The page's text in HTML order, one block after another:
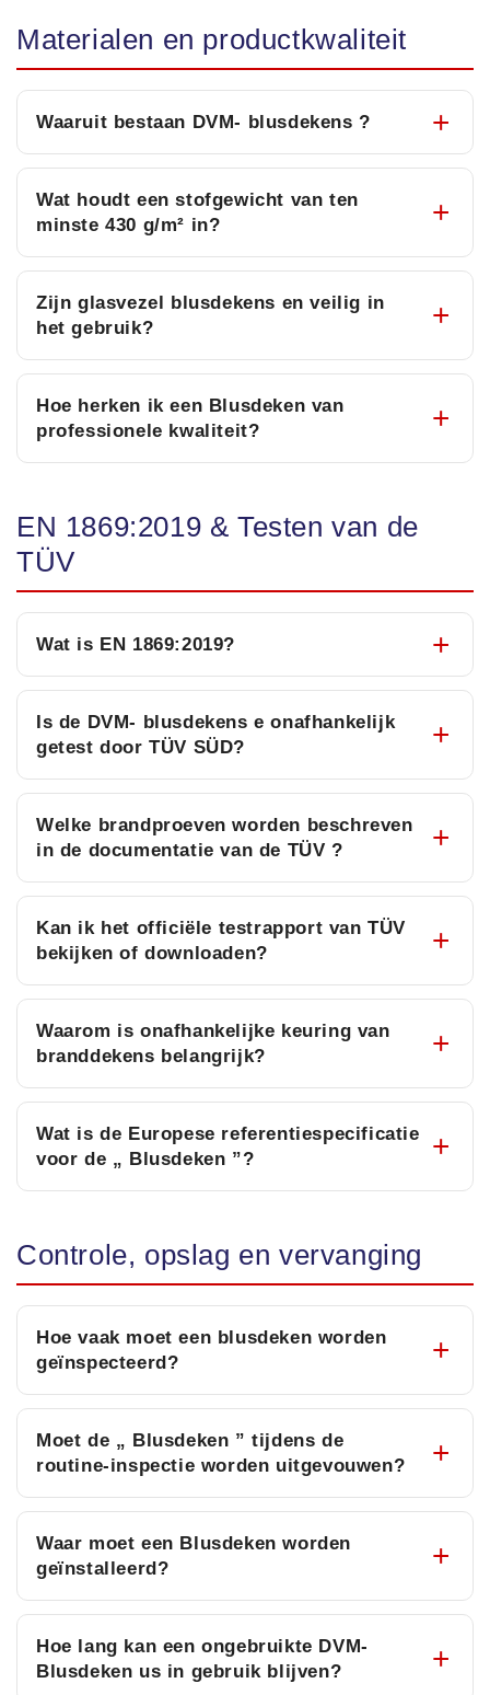
Materialen en productkwaliteit
Waaruit bestaan DVM- blusdekens ?
Wat houdt een stofgewicht van ten
minste 430 g/m² in?
Zijn glasvezel blusdekens en veilig in
het gebruik?
Hoe herken ik een Blusdeken van
professionele kwaliteit?
EN 1869:2019 & Testen van de
TÜV
Wat is EN 1869:2019?
Is de DVM- blusdekens e onafhankelijk
getest door TÜV SÜD?
Welke brandproeven worden beschreven
in de documentatie van de TÜV ?
Kan ik het officiële testrapport van TÜV
bekijken of downloaden?
Waarom is onafhankelijke keuring van
branddekens belangrijk?
Wat is de Europese referentiespecificatie
voor de „ Blusdeken ”?
Controle, opslag en vervanging
Hoe vaak moet een blusdeken worden
geïnspecteerd?
Moet de „ Blusdeken ” tijdens de
routine-inspectie worden uitgevouwen?
Waar moet een Blusdeken worden
geïnstalleerd?
Hoe lang kan een ongebruikte DVM-
Blusdeken us in gebruik blijven?